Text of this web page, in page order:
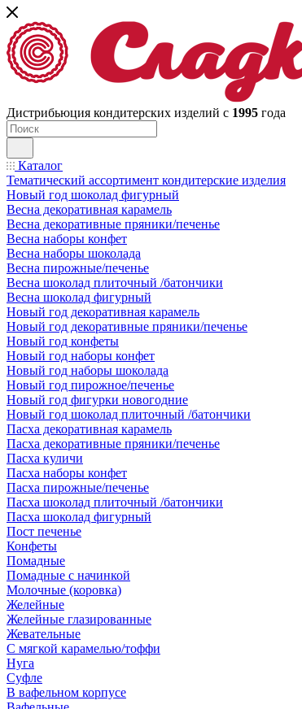
Дистрибьюция кондитерских изделий с 1995 года
Каталог
Тематический ассортимент кондитерские изделия
Новый год шоколад фигурный
Весна декоративная карамель
Весна декоративные пряники/печенье
Весна наборы конфет
Весна наборы шоколада
Весна пирожные/печенье
Весна шоколад плиточный /батончики
Весна шоколад фигурный
Новый год декоративная карамель
Новый год декоративные пряники/печенье
Новый год конфеты
Новый год наборы конфет
Новый год наборы шоколада
Новый год пирожное/печенье
Новый год фигурки новогодние
Новый год шоколад плиточный /батончики
Пасха декоративная карамель
Пасха декоративные пряники/печенье
Пасха куличи
Пасха наборы конфет
Пасха пирожные/печенье
Пасха шоколад плиточный /батончики
Пасха шоколад фигурный
Пост печенье
Конфеты
Помадные
Помадные с начинкой
Молочные (коровка)
Желейные
Желейные глазированные
Жевательные
С мягкой карамелью/тоффи
Нуга
Суфле
В вафельном корпусе